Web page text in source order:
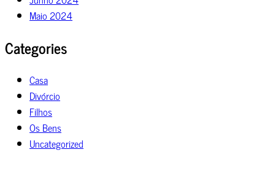
Maio 2024
Categories
Casa
Divórcio
Filhos
Os Bens
Uncategorized